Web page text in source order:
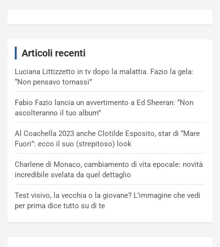
Articoli recenti
Luciana Littizzetto in tv dopo la malattia. Fazio la gela:
“Non pensavo tornassi”
Fabio Fazio lancia un avvertimento a Ed Sheeran: “Non
ascolteranno il tuo album”
Al Coachella 2023 anche Clotilde Esposito, star di “Mare
Fuori”: ecco il suo (strepitoso) look
Charlene di Monaco, cambiamento di vita epocale: novità
incredibile svelata da quel dettaglio
Test visivo, la vecchia o la giovane? L’immagine che vedi
per prima dice tutto su di te